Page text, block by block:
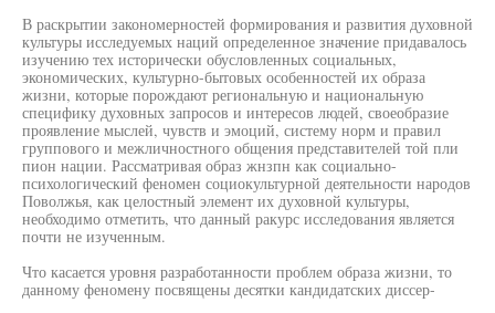
В раскрытии закономерностей формирования и развития духовной
культуры исследуемых наций определенное значение придавалось
изучению тех исторически обусловленных социальных,
экономических, культурно-бытовых особенностей их образа
жизни, которые порождают региональную и национальную
специфику духовных запросов и интересов людей, своеобразие
проявление мыслей, чувств и эмоций, систему норм и правил
группового и межличностного общения представителей той пли
пион нации. Рассматривая образ жнзпн как социально-
психологический феномен социокультурной деятельности народов
Поволжья, как целостный элемент их духовной культуры,
необходимо отметить, что данный ракурс исследования является
почти не изученным.
Что касается уровня разработанности проблем образа жизни, то
данному феномену посвящены десятки кандидатских диссер-